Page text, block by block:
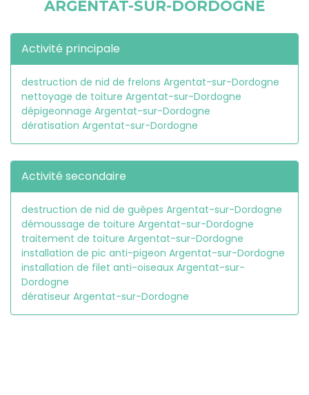
ARGENTAT-SUR-DORDOGNE
Activité principale
destruction de nid de frelons Argentat-sur-Dordogne
nettoyage de toiture Argentat-sur-Dordogne
dépigeonnage Argentat-sur-Dordogne
dératisation Argentat-sur-Dordogne
Activité secondaire
destruction de nid de guêpes Argentat-sur-Dordogne
démoussage de toiture Argentat-sur-Dordogne
traitement de toiture Argentat-sur-Dordogne
installation de pic anti-pigeon Argentat-sur-Dordogne
installation de filet anti-oiseaux Argentat-sur-
Dordogne
dératiseur Argentat-sur-Dordogne